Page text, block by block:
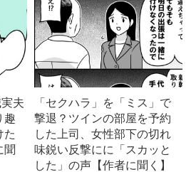
夫
趣
た
聞
「セクハラ」を「ミス」で
撃退？ツインの部屋を予約
した上司、女性部下の切れ
味鋭い反撃にに「スカッと
した」の声【作者に聞く】